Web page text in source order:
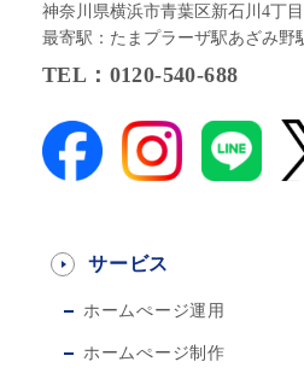
神奈川県横浜市青葉区新石川4丁
最寄駅：たまプラーザ駅あざみ野
TEL：0120-540-688
サービス
ホームぺージ運用
ホームぺージ制作